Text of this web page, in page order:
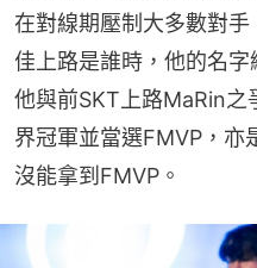
在對線期壓制大多數對
佳上路是誰時，他的名
他與前SKT上路MaRin之
界冠軍並當選FMVP，亦
沒能拿到FMVP。